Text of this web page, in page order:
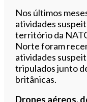
Nos últimos
atividades
território da
Norte foram
atividades
tripulados junto
britânicas.
Drones aéreos,